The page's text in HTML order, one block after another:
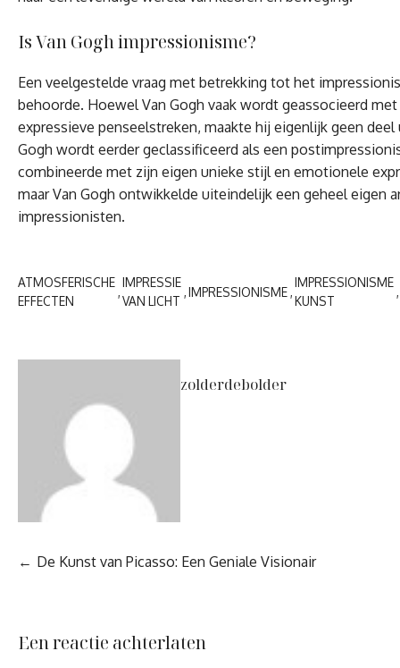
Is Van Gogh impressionisme?
Een veelgestelde vraag met betrekking tot het
behoorde. Hoewel Van Gogh vaak wordt geassocieerd
expressieve penseelstreken, maakte hij eigenlijk geen
Gogh wordt eerder geclassificeerd als een
combineerde met zijn eigen unieke stijl en emotionele
maar Van Gogh ontwikkelde uiteindelijk een geheel eigen
impressionisten.
ATMOSFERISCHE
EFFECTEN
IMPRESSIE
VAN LICHT
IMPRESSIONISME
IMPRESSIONISME
KUNST
zolderdebolder
Berichtnavigatie
De Kunst van Picasso: Een Geniale Visionair
Een reactie achterlaten